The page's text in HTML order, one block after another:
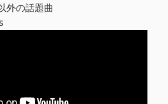
外の話題曲